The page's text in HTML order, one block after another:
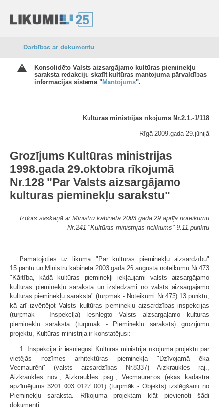
Darbības ar dokumentu
Konsolidēto Valsts aizsargājamo kultūras pieminekļu
saraksta redakciju skatīt kultūras mantojuma pārvaldības
informācijas sistēmā "Mantojums".
Kultūras ministrijas rīkojums Nr.2.1.-1/118
Rīgā 2009.gada 29.jūnijā
Grozījums Kultūras ministrijas
1998.gada 29.oktobra rīkojumā
Nr.128 "Par Valsts aizsargājamo
kultūras pieminekļu sarakstu"
Izdots saskaņā ar Ministru kabineta 2003.gada 29.aprīļa noteikumu
Nr.241 "Kultūras ministrijas nolikums" 9.11.punktu
Pamatojoties uz likuma "Par kultūras pieminekļu aizsardzību"
15.pantu un Ministru kabineta 2003.gada 26.augusta noteikumu Nr.473
"Kārtība, kādā kultūras pieminekļi iekļaujami valsts aizsargājamo
kultūras pieminekļu sarakstā un izslēdzami no valsts aizsargājamo
kultūras pieminekļu saraksta" (turpmāk - Noteikumi Nr.473) 13.punktu,
kā arī izvērtējot Valsts kultūras pieminekļu aizsardzības inspekcijas
(turpmāk - Inspekcija) iesniegto Valsts aizsargājamo kultūras
pieminekļu saraksta (turpmāk - Pieminekļu saraksts) grozījumu
projektu, Kultūras ministrija ir konstatējusi:
1. Inspekcija ir iesniegusi Kultūras ministrijā rīkojuma projektu par
vietējās nozīmes arhitektūras pieminekļa "Dzīvojamā ēka
Vecmaurēni" (valsts aizsardzības Nr.8337) Aizkraukles raj.,
Aizkraukles nov., Aizkraukles pag., Vecmaurēnos (ēkas kadastra
apzīmējums 3201 003 0127 001) (turpmāk - Objekts) izslēgšanu no
Pieminekļu saraksta. Rīkojuma projektam klāt pievienoti šādi
dokumenti: